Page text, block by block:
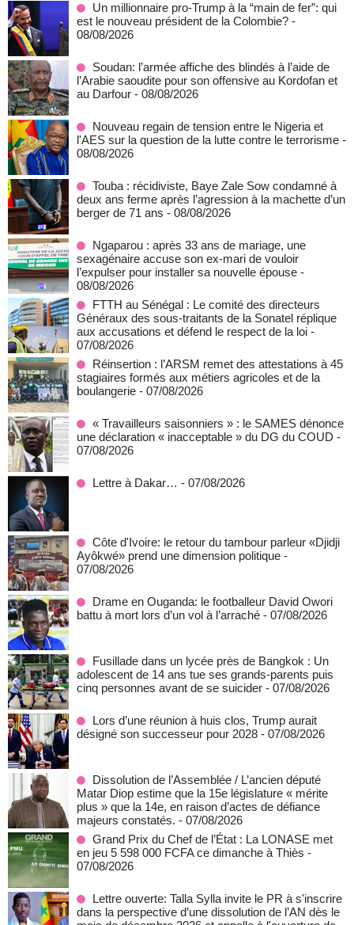
Un millionnaire pro-Trump à la “main de fer”: qui
est le nouveau président de la Colombie? -
08/08/2026
Soudan: l’armée affiche des blindés à l’aide de
l’Arabie saoudite pour son offensive au Kordofan et
au Darfour - 08/08/2026
Nouveau regain de tension entre le Nigeria et
l'AES sur la question de la lutte contre le terrorisme -
08/08/2026
Touba : récidiviste, Baye Zale Sow condamné à
deux ans ferme après l’agression à la machette d’un
berger de 71 ans - 08/08/2026
Ngaparou : après 33 ans de mariage, une
sexagénaire accuse son ex-mari de vouloir
l’expulser pour installer sa nouvelle épouse -
08/08/2026
FTTH au Sénégal : Le comité des directeurs
Généraux des sous-traitants de la Sonatel réplique
aux accusations et défend le respect de la loi -
07/08/2026
Réinsertion : l’ARSM remet des attestations à 45
stagiaires formés aux métiers agricoles et de la
boulangerie - 07/08/2026
« Travailleurs saisonniers » : le SAMES dénonce
une déclaration « inacceptable » du DG du COUD -
07/08/2026
Lettre à Dakar… - 07/08/2026
Côte d'Ivoire: le retour du tambour parleur «Djidji
Ayôkwé» prend une dimension politique -
07/08/2026
Drame en Ouganda: le footballeur David Owori
battu à mort lors d’un vol à l’arraché - 07/08/2026
Fusillade dans un lycée près de Bangkok : Un
adolescent de 14 ans tue ses grands-parents puis
cinq personnes avant de se suicider - 07/08/2026
Lors d’une réunion à huis clos, Trump aurait
désigné son successeur pour 2028 - 07/08/2026
Dissolution de l’Assemblée / L’ancien député
Matar Diop estime que la 15e législature « mérite
plus » que la 14e, en raison d’actes de défiance
majeurs constatés. - 07/08/2026
Grand Prix du Chef de l’État : La LONASE met
en jeu 5 598 000 FCFA ce dimanche à Thiès -
07/08/2026
Lettre ouverte: Talla Sylla invite le PR à s'inscrire
dans la perspective d’une dissolution de l’AN dès le